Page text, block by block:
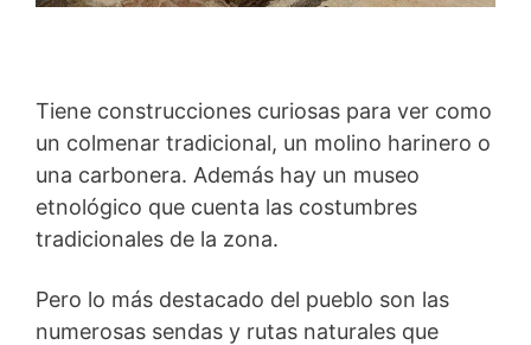
Tiene construcciones curiosas para ver como
un colmenar tradicional, un molino harinero o
una carbonera. Además hay un museo
etnológico que cuenta las costumbres
tradicionales de la zona.
Pero lo más destacado del pueblo son las
numerosas sendas y rutas naturales que